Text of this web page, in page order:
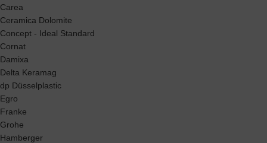
Carea
Ceramica Dolomite
Concept - Ideal Standard
Cornat
Damixa
Delta Keramag
dp Düsselplastic
Egro
Franke
Grohe
Hamberger